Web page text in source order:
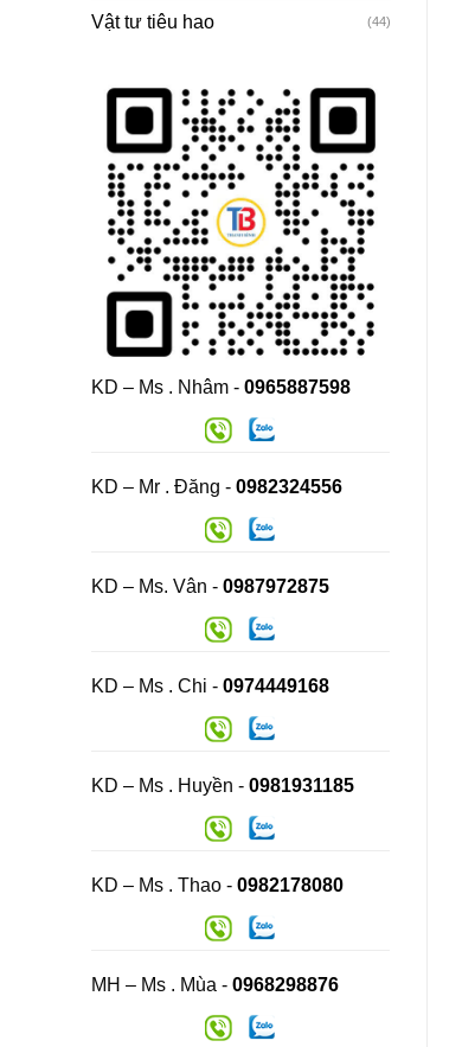
Vật tư tiêu hao (44)
KD – Ms . Nhâm - 0965887598
KD – Mr . Đăng - 0982324556
KD – Ms. Vân - 0987972875
KD – Ms . Chi - 0974449168
KD – Ms . Huyền - 0981931185
KD – Ms . Thao - 0982178080
MH – Ms . Mùa - 0968298876
thực phẩm đa
Chảo xào ôxy hóa SUPOR